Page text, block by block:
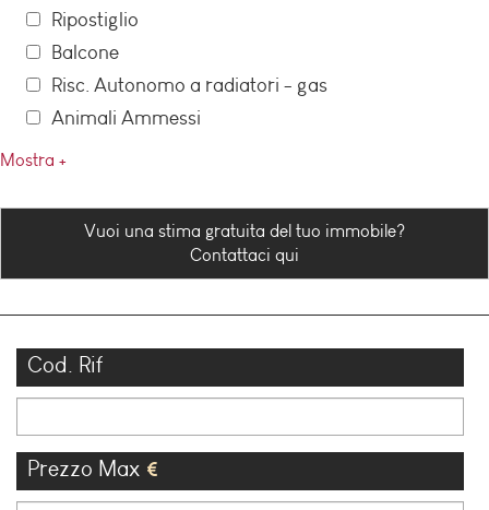
Ripostiglio
Balcone
Risc. Autonomo a radiatori - gas
Animali Ammessi
Mostra +
Vuoi una stima gratuita del tuo immobile?
Contattaci qui
Cod. Rif
Prezzo Max